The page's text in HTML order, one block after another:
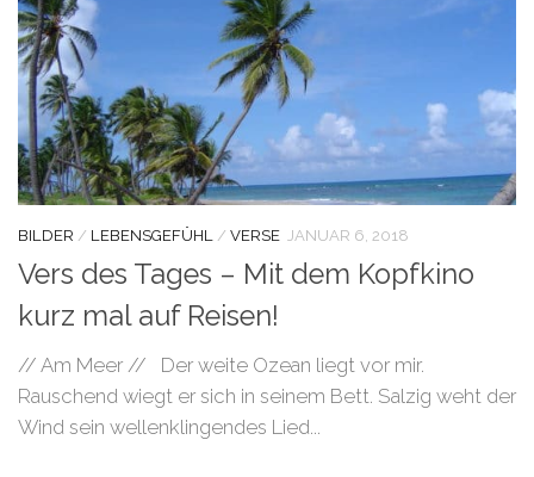
BILDER / LEBENSGEFÜHL / VERSE JANUAR 6, 2018
Vers des Tages – Mit dem Kopfkino
kurz mal auf Reisen!
// Am Meer // Der weite Ozean liegt vor mir.
Rauschend wiegt er sich in seinem Bett. Salzig weht der
Wind sein wellenklingendes Lied...